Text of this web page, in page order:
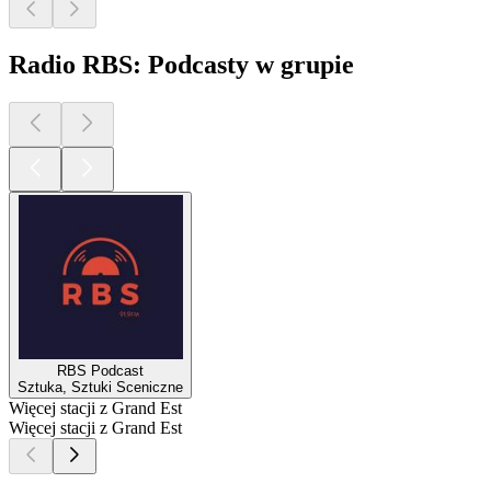
Radio RBS: Podcasty w grupie
RBS Podcast
Sztuka, Sztuki Sceniczne
Więcej stacji z Grand Est
Więcej stacji z Grand Est